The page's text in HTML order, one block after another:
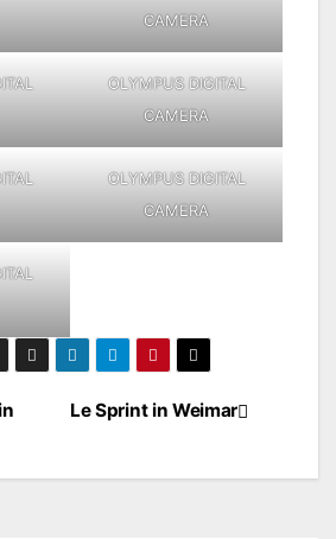
CAMERA
OLYMPUS DIGITAL
CAMERA
OLYMPUS DIGITAL
CAMERA
Le Sprint in Weimar